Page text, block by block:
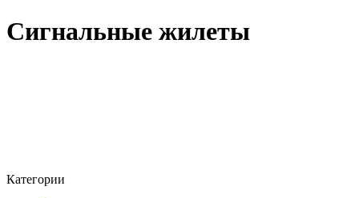
Сигнальные жилеты
Категории